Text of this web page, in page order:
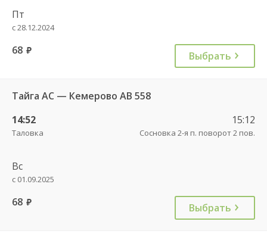
Пт
с 28.12.2024
68 руб. Выбрать
Тайга АС — Кемерово АВ 558
14:52
Таловка
15:12
Сосновка 2-я п. поворот 2 пов.
Вс
с 01.09.2025
68 руб. Выбрать